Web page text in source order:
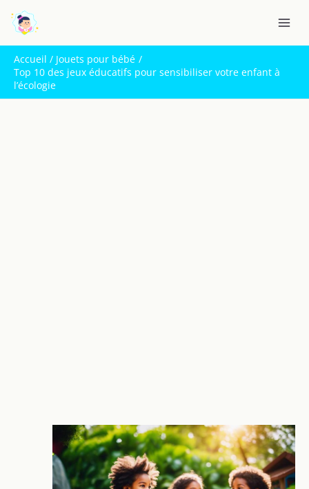
contenu
Accueil
Jouets pour bébé
Top 10 des jeux éducatifs pour sensibiliser votre enfant à
l’écologie
e
c
h
e